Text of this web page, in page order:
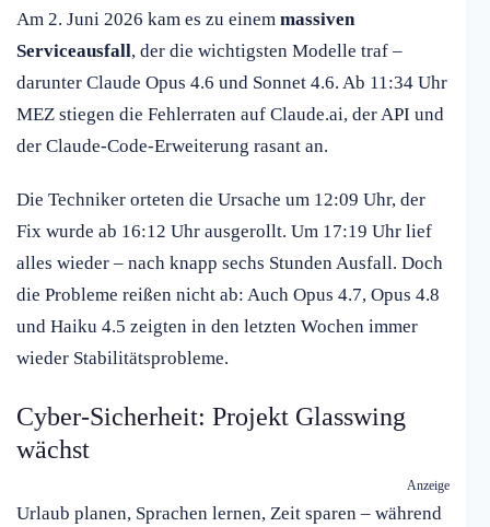
Am 2. Juni 2026 kam es zu einem massiven
Serviceausfall, der die wichtigsten Modelle traf –
darunter Claude Opus 4.6 und Sonnet 4.6. Ab 11:34 Uhr
MEZ stiegen die Fehlerraten auf Claude.ai, der API und
der Claude-Code-Erweiterung rasant an.
Die Techniker orteten die Ursache um 12:09 Uhr, der
Fix wurde ab 16:12 Uhr ausgerollt. Um 17:19 Uhr lief
alles wieder – nach knapp sechs Stunden Ausfall. Doch
die Probleme reißen nicht ab: Auch Opus 4.7, Opus 4.8
und Haiku 4.5 zeigten in den letzten Wochen immer
wieder Stabilitätsprobleme.
Cyber-Sicherheit: Projekt Glasswing
wächst
Anzeige
Urlaub planen, Sprachen lernen, Zeit sparen – während